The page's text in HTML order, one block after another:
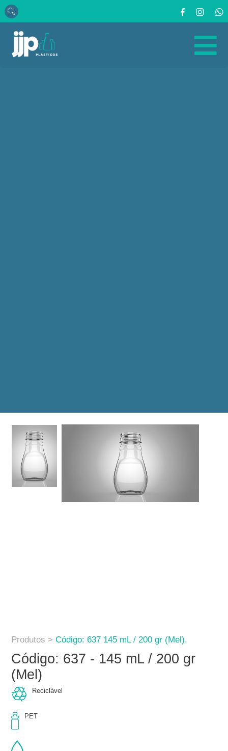
Produtos >Código: 637 145 mL / 200 gr (Mel).
Código: 637 - 145 mL / 200 gr
(Mel)
Reciclável
PET